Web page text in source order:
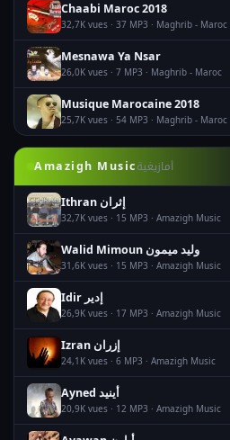
Chaabi Maroc 2018
32,7K vues · 37 MP3 · Maghrib - Maroc
Mesnawa Ya Nsar
26,0K vues · 7 MP3 · Maghrib - Maroc
Musique Marocaine 2018
25,7K vues · 54 MP3 · Maghrib - Maroc
Amazigh Musicأمازيغية
Ithran إثران
32,7K vues · 15 MP3 · Amazigh Music
Walid Mimoun وليد ميمون
31,6K vues · 15 MP3 · Amazigh Music
Idir إدير
26,9K vues · 17 MP3 · Amazigh Music
Izran إزران
24,1K vues · 6 MP3 · Amazigh Music
Ayned أينيد
20,9K vues · 12 MP3 · Amazigh Music